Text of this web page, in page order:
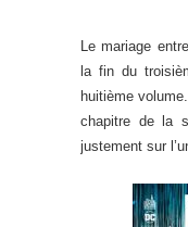
Le mariage
la fin du
huitième
chapitre de la
justement sur